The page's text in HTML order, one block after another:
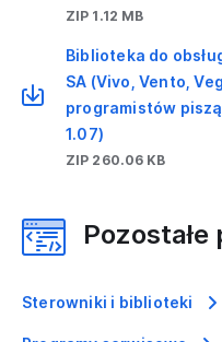
ZIP 1.12 MB
Biblioteka do
SA (Vivo, Vento,
programistów
1.07)
ZIP 260.06 KB
Pozostałe
Sterowniki i biblioteki